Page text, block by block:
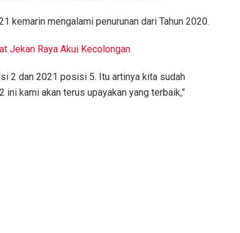
kemarin mengalami penurunan dari Tahun 2020.
Jekan Raya Akui Kecolongan
2 dan 2021 posisi 5. Itu artinya kita sudah
ini kami akan terus upayakan yang terbaik,”